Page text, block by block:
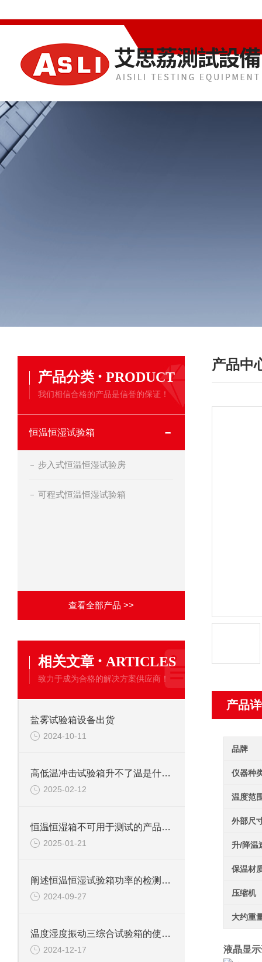
产品分类 · PRODUCT
我们相信合格的产品是信誉的保证！
恒温恒湿试验箱
步入式恒温恒湿试验房
可程式恒温恒湿试验箱
查看全部产品 >>
相关文章 · ARTICLES
致力于成为合格的解决方案供应商！
盐雾试验箱设备出货
2024-10-11
高低温冲击试验箱升不了温是什么问题？
2025-02-12
恒温恒湿箱不可用于测试的产品详解
2025-01-21
阐述恒温恒湿试验箱功率的检测方法
2024-09-27
温度湿度振动三综合试验箱的使用规则与维护指南
2024-12-17
产品中
产品
品牌
仪器种
温度范
外部尺
升/降温
保温材
压缩机
大约重
液晶显